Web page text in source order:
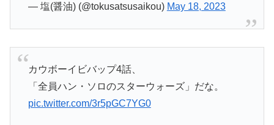
— 塩(醤油) (@tokusatsusaikou) May 18, 2023
カウボーイビバップ4話、
「全員ハン・ソロのスターウォーズ」だな。
pic.twitter.com/3r5pGC7YG0